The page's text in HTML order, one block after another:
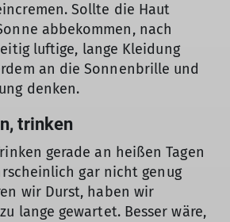
Sollte die Haut
abbekommen, nach
luftige, lange Kleidung
an die Sonnenbrille und
denken.
trinken
gerade an heißen Tagen
gar nicht genug
wir Durst, haben wir
lange gewartet. Besser wäre,